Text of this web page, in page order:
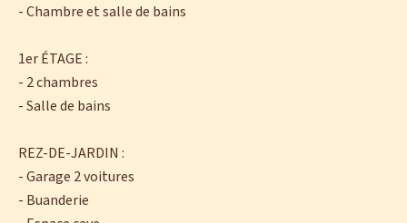
- Chambre et salle de bains
1er ÉTAGE :
- 2 chambres
- Salle de bains
REZ-DE-JARDIN :
- Garage 2 voitures
- Buanderie